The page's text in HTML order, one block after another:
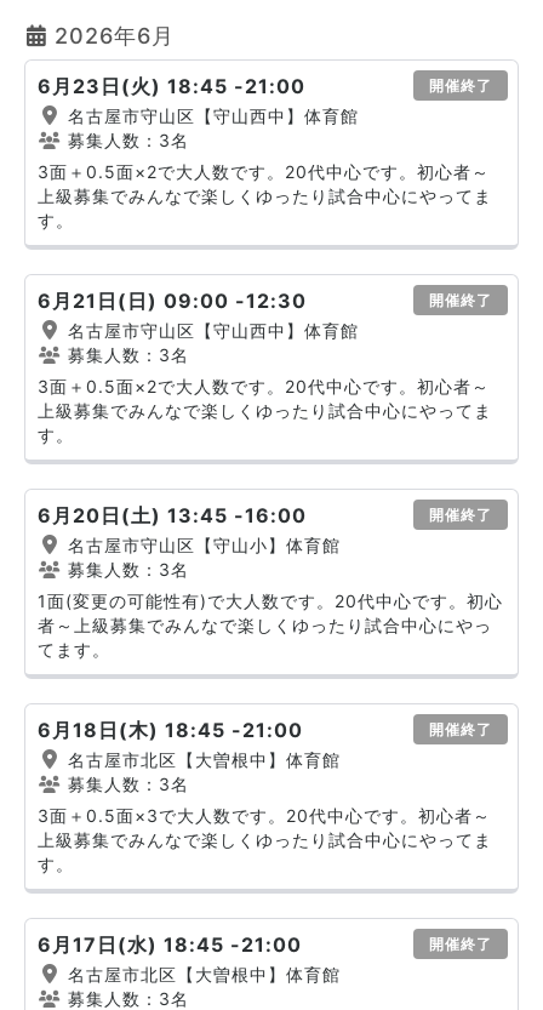
2026年6月
6月23日(火) 18:45 -21:00 開催終了
名古屋市守山区【守山西中】体育館
募集人数：3名
3面＋0.5面×2で大人数です。20代中心です。初心者～
上級募集でみんなで楽しくゆったり試合中心にやってま
す。
6月21日(日) 09:00 -12:30 開催終了
名古屋市守山区【守山西中】体育館
募集人数：3名
3面＋0.5面×2で大人数です。20代中心です。初心者～
上級募集でみんなで楽しくゆったり試合中心にやってま
す。
6月20日(土) 13:45 -16:00 開催終了
名古屋市守山区【守山小】体育館
募集人数：3名
1面(変更の可能性有)で大人数です。20代中心です。初心
者～上級募集でみんなで楽しくゆったり試合中心にやっ
てます。
6月18日(木) 18:45 -21:00 開催終了
名古屋市北区【大曽根中】体育館
募集人数：3名
3面＋0.5面×3で大人数です。20代中心です。初心者～
上級募集でみんなで楽しくゆったり試合中心にやってま
す。
6月17日(水) 18:45 -21:00 開催終了
名古屋市北区【大曽根中】体育館
募集人数：3名